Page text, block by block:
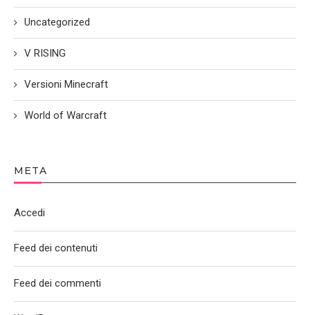
Uncategorized
V RISING
Versioni Minecraft
World of Warcraft
META
Accedi
Feed dei contenuti
Feed dei commenti